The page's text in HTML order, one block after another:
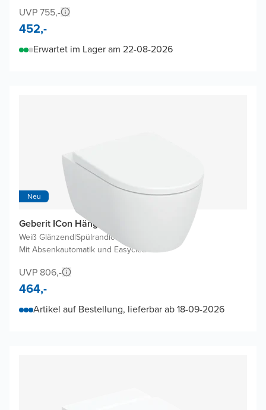
UVP 755,-
452,-
Erwartet im Lager am 22-08-2026
Neu
Geberit ICon Hänge WC
Weiß Glänzend|Spülrandlos
Mit Absenkautomatik und Easyclean
UVP 806,-
464,-
Artikel auf Bestellung, lieferbar ab 18-09-2026